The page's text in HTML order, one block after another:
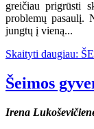
greičiau prigrūsti
problemų pasaulį.
jungtų į vieną...
Skaityti daugiau:
Šeimos
Irena